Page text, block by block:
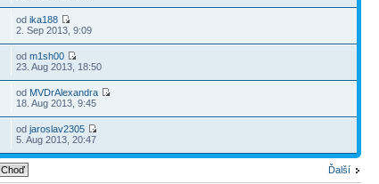
odika188
2. Sep 2013, 9:09
odm1sh00
23. Aug 2013, 18:50
od MVDrAlexandra
18. Aug 2013, 9:45
odjaroslav2305
5. Aug 2013, 20:47
Ďalší